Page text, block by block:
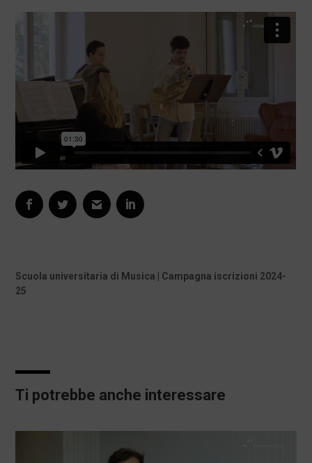
Scuola universitaria di Musica | Campagna iscrizioni 2024-
25
Ti potrebbe anche interessare